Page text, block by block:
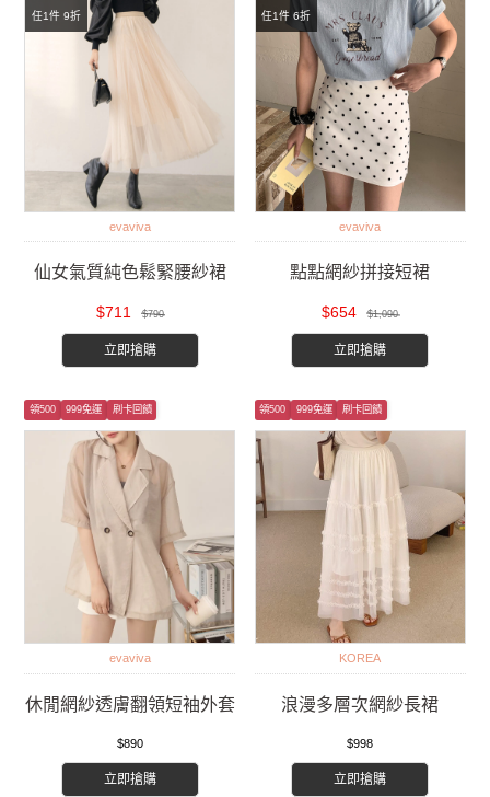
任1件 9折
evaviva
仙女氣質純色鬆緊腰紗裙
$711 $790
立即搶購
任1件 6折
evaviva
點點網紗拼接短裙
$654 $1,090
立即搶購
領500 999免運 刷卡回饋
evaviva
休閒網紗透膚翻領短袖外套
$890
立即搶購
領500 999免運 刷卡回饋
KOREA
浪漫多層次網紗長裙
$998
立即搶購